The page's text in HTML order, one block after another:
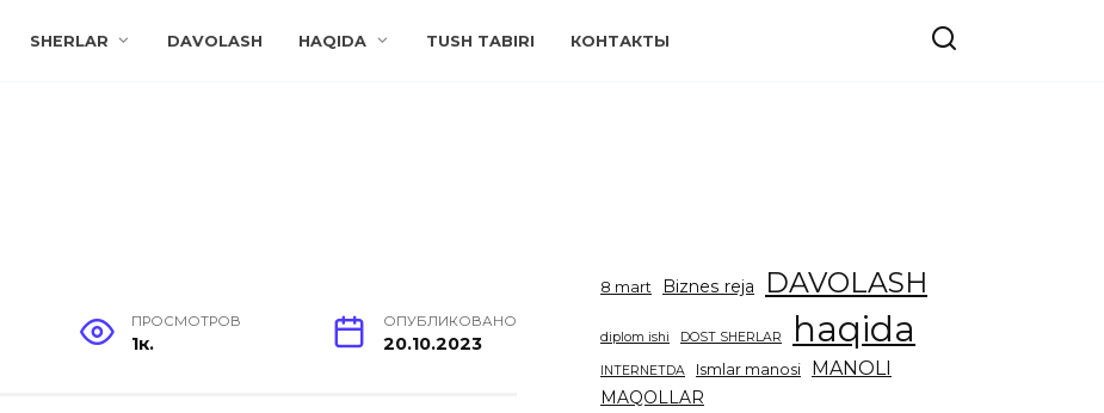
SHERLAR DAVOLASH HAQIDA TUSH TABIRI КОНТАКТЫ
ПРОСМОТРОВ
1к.
ОПУБЛИКОВАНО
20.10.2023
8 mart Biznes reja DAVOLASH
diplom ishi DOST SHERLAR haqida
INTERNETDA Ismlar manosi MANOLI
MAQOLLAR